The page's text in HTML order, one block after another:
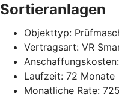
Sortieranlagen
Objekttyp:
Vertragsart: VR
Anschaffungskosten:
Laufzeit: 72 Monate
Monatliche Rate: